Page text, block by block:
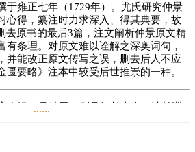
于雍正七年（1729年）。尤氏研究仲景
心得，纂注时力求深入、得其典要，故
去原书的最后3篇，注文阐析仲景原文精
有条理。对原文难以诠解之深奥词句，
并能改正原文传写之误，删去后人不应
匮要略》注本中较受后世推崇的一种。
噪于时。
......